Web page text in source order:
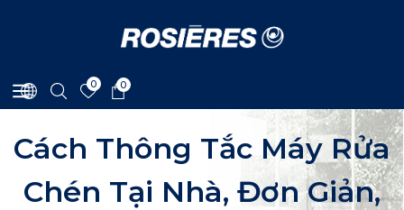
0 0
Cách Thông Tắc Máy Rửa
Chén Tại Nhà, Đơn Giản,